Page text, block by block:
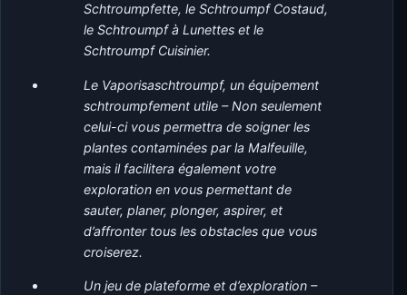
Schtroumpfette, le Schtroumpf Costaud,
le Schtroumpf à Lunettes et le
Schtroumpf Cuisinier.
Le Vaporisaschtroumpf, un équipement
schtroumpfement utile – Non seulement
celui-ci vous permettra de soigner les
plantes contaminées par la Malfeuille,
mais il facilitera également votre
exploration en vous permettant de
sauter, planer, plonger, aspirer, et
d’affronter tous les obstacles que vous
croiserez.
Un jeu de plateforme et d’exploration –